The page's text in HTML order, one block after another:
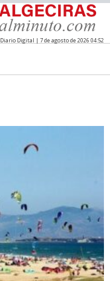
Diario Digital | 7 de agosto de 2026 04:52